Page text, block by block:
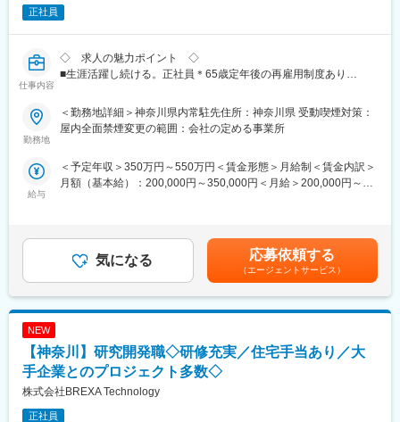
を作成し、企業様に提出します。
配属先への勤務に伴う引越費用に関しては、会社が全額負担しま
す。家賃補助の金額に関して、6万円（家賃＋共益費）の物件を上
■はたらく環境：
時間は20時間程度になります。年間休日120日以上を確保してお
り、プライベートのお時間もしっかりと確保できる環境の準備が
社内にはキャリアアドバイザーも常駐しているため、将来のキャ
リアや現職に関する相談も気軽に利用頂けます。
■スキルアップやキャリア形成について：
当社では入社後も技術者の方々のスキルアップをサポートするに
ご自身の興味がある分野や更に知識を強化したい領域に関する授
業を選択いただき、受講内容に基づいてテストや資格試験に参加
いただくなどのサポートとなります。
学んだ内容や取得した資格は社内評価や昇給とも連動しているた
め、スキルアップと昇給を同時に実現いただけます。
正社員
仕事内容
◇ 求人の魅力ポイント ◇
■生涯活躍し続ける。正社員＊65歳定年後の再雇用制度あり
る方もいらっしゃいます）
■長期就業前提のため、短期間で職場を転々とすることもありませ
■業務内容例：【変更の範囲：会社の定める業務】
を使用した成分分析を行います。
具体的には液体系廃棄物に関する分析業務及をお願いします。
適正処理に向けた準備及など様々な場面で分析業務は必要とされ
しっかりとスキルを身に着けてご活躍できます。
使用機器…蛍光X線分析、ICP-MS、分光光度計、溶存酸素計
使用薬品…硫酸、硝酸、水酸化ナトリウム、ヘキサン、アセトン
などがあります。
※基礎研究部門や開発研究部門と様々な開発フェーズに活躍の場が
あります。
勤務地
＜勤務地詳細＞神奈川県内常駐先住所：神奈川県 受動喫煙対策：
屋内全面禁煙変更の範囲：会社の定める事業所
給与
＜予定年収＞350万円～550万円＜賃金形態＞月給制＜賃金内訳＞
月額（基本給）：200,000円～350,000円＜月給＞200,000円～
の金額であり、選考を通じて上下する可能性があります。月給(月
額)は固定手当を含めた表記です。
気になる 応募依頼する
（エージェントサービス）
NEW
【神奈川】研究開発職◇研修充実／住宅手当あり／大
手企業とのプロジェクト多数◇
株式会社BREXA Technology
正社員